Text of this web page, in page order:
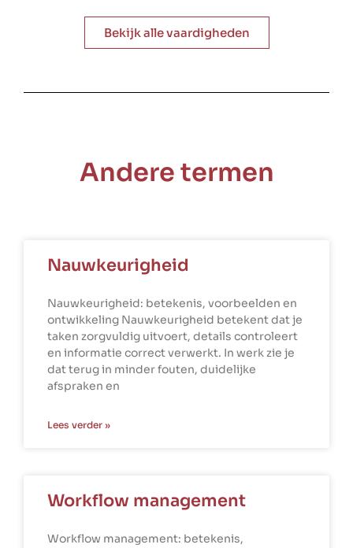
Bekijk alle vaardigheden
Andere termen
Nauwkeurigheid
Nauwkeurigheid: betekenis, voorbeelden en
ontwikkeling Nauwkeurigheid betekent dat je
taken zorgvuldig uitvoert, details controleert
en informatie correct verwerkt. In werk zie je
dat terug in minder fouten, duidelijke
afspraken en
Lees verder »
Workflow management
Workflow management: betekenis,